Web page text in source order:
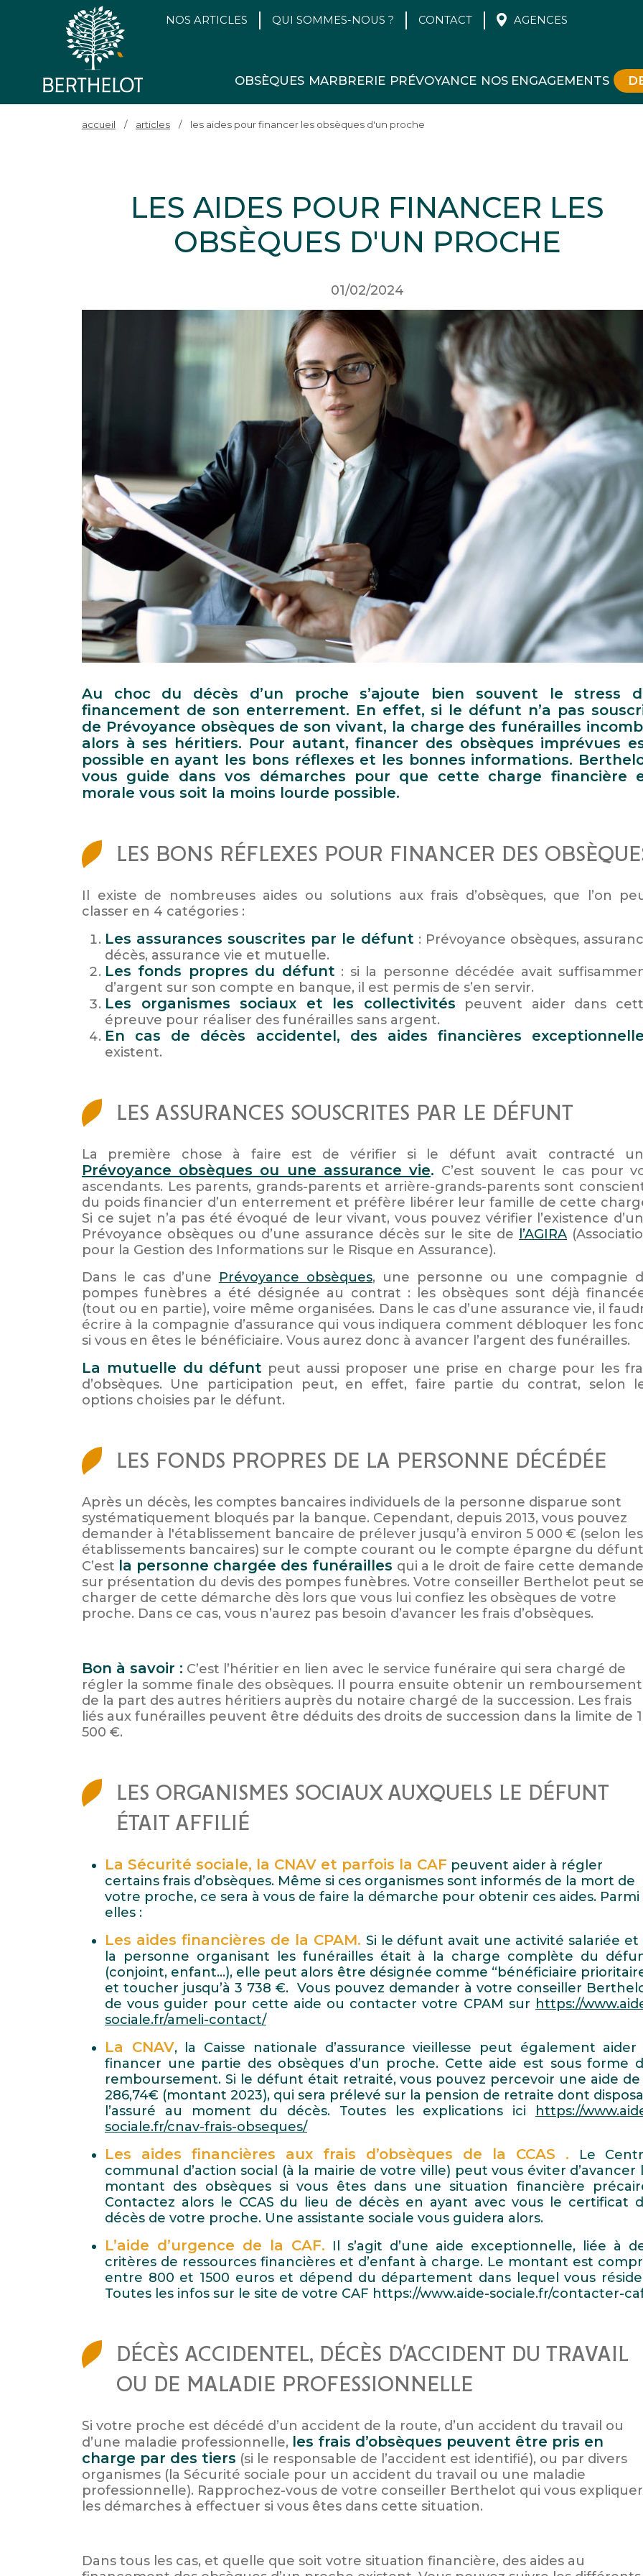
NOS ARTICLES QUI SOMMES-NOUS ? CONTACT AGENCES
OBSÈQUES MARBRERIE PRÉVOYANCE NOS ENGAGEMENTS
accueil / articles / les aides pour financer les obsèques d'un proche
LES AIDES POUR FINANCER LES
OBSÈQUES D'UN PROCHE
01/02/2024
Au choc du décès d’un proche s’ajoute bien souvent le stress
financement de son enterrement. En effet, si le défunt n’a pas
de Prévoyance obsèques de son vivant, la charge des funérailles
alors à ses héritiers. Pour autant, financer des obsèques imprévues
possible en ayant les bons réflexes et les bonnes informations.
vous guide dans vos démarches pour que cette charge financière
morale vous soit la moins lourde possible.
LES BONS RÉFLEXES POUR FINANCER DES
Il existe de nombreuses aides ou solutions aux frais d’obsèques, que l’on
classer en 4 catégories :
Les assurances souscrites par le défunt : Prévoyance obsèques,
décès, assurance vie et mutuelle.
Les fonds propres du défunt : si la personne décédée avait
d’argent sur son compte en banque, il est permis de s’en servir.
Les organismes sociaux et les collectivités peuvent aider dans
épreuve pour réaliser des funérailles sans argent.
En cas de décès accidentel, des aides financières
existent.
LES ASSURANCES SOUSCRITES PAR LE DÉFUNT
La première chose à faire est de vérifier si le défunt avait contracté
Prévoyance obsèques ou une assurance vie. C’est souvent le cas pour
ascendants. Les parents, grands-parents et arrière-grands-parents sont
du poids financier d’un enterrement et préfère libérer leur famille de cette
Si ce sujet n’a pas été évoqué de leur vivant, vous pouvez vérifier l’existence
Prévoyance obsèques ou d’une assurance décès sur le site de
l’AGIRA
pour la Gestion des Informations sur le Risque en Assurance).
Dans le cas d’une Prévoyance obsèques, une personne ou une compagnie
pompes funèbres a été désignée au contrat : les obsèques sont déjà
(tout ou en partie), voire même organisées. Dans le cas d’une assurance vie, il
écrire à la compagnie d’assurance qui vous indiquera comment débloquer les
si vous en êtes le bénéficiaire. Vous aurez donc à avancer l’argent des funérailles.
La mutuelle du défunt peut aussi proposer une prise en charge pour les
d’obsèques. Une participation peut, en effet, faire partie du contrat, selon
options choisies par le défunt.
LES FONDS PROPRES DE LA PERSONNE DÉCÉDÉE
Après un décès, les comptes bancaires individuels de la personne disparue sont
systématiquement bloqués par la banque. Cependant, depuis 2013, vous pouvez
demander à l'établissement bancaire de prélever jusqu’à environ 5 000 € (selon les
établissements bancaires) sur le compte courant ou le compte épargne du
C’est la personne chargée des funérailles qui a le droit de faire cette
sur présentation du devis des pompes funèbres. Votre conseiller Berthelot peut se
charger de cette démarche dès lors que vous lui confiez les obsèques de votre
proche. Dans ce cas, vous n’aurez pas besoin d’avancer les frais d’obsèques.
Bon à savoir : C’est l’héritier en lien avec le service funéraire qui sera chargé de
régler la somme finale des obsèques. Il pourra ensuite obtenir un remboursement
de la part des autres héritiers auprès du notaire chargé de la succession. Les frais
liés aux funérailles peuvent être déduits des droits de succession dans la limite de 1
500 €.
LES ORGANISMES SOCIAUX AUXQUELS LE DÉFUNT
ÉTAIT AFFILIÉ
La Sécurité sociale, la CNAV et parfois la CAF peuvent aider à régler
certains frais d’obsèques. Même si ces organismes sont informés de la mort de
votre proche, ce sera à vous de faire la démarche pour obtenir ces aides. Parmi
elles :
Les aides financières de la CPAM. Si le défunt avait une activité salariée et
la personne organisant les funérailles était à la charge complète du
(conjoint, enfant…), elle peut alors être désignée comme “bénéficiaire
et toucher jusqu’à 3 738 €. Vous pouvez demander à votre conseiller
de vous guider pour cette aide ou contacter votre CPAM sur https://
sociale.fr/ameli-contact/
La CNAV, la Caisse nationale d’assurance vieillesse peut également aider
financer une partie des obsèques d’un proche. Cette aide est sous forme
remboursement. Si le défunt était retraité, vous pouvez percevoir une aide de
286,74€ (montant 2023), qui sera prélevé sur la pension de retraite dont
l’assuré au moment du décès. Toutes les explications ici
https://
sociale.fr/cnav-frais-obseques/
Les aides financières aux frais d’obsèques de la CCAS .
Le
communal d’action social (à la mairie de votre ville) peut vous éviter d’avancer
montant des obsèques si vous êtes dans une situation financière
Contactez alors le CCAS du lieu de décès en ayant avec vous le certificat
décès de votre proche. Une assistante sociale vous guidera alors.
L’aide d’urgence de la CAF. Il s’agit d’une aide exceptionnelle, liée à
critères de ressources financières et d’enfant à charge. Le montant est
entre 800 et 1500 euros et dépend du département dans lequel vous
Toutes les infos sur le site de votre CAF https://www.aide-sociale.fr/contacter-
DÉCÈS ACCIDENTEL, DÉCÈS D’ACCIDENT DU TRAVAIL
OU DE MALADIE PROFESSIONNELLE
Si votre proche est décédé d’un accident de la route, d’un accident du travail ou
d’une maladie professionnelle, les frais d’obsèques peuvent être pris en
charge par des tiers (si le responsable de l’accident est identifié), ou par divers
organismes (la Sécurité sociale pour un accident du travail ou une maladie
professionnelle). Rapprochez-vous de votre conseiller Berthelot qui vous
les démarches à effectuer si vous êtes dans cette situation.
Dans tous les cas, et quelle que soit votre situation financière, des aides au